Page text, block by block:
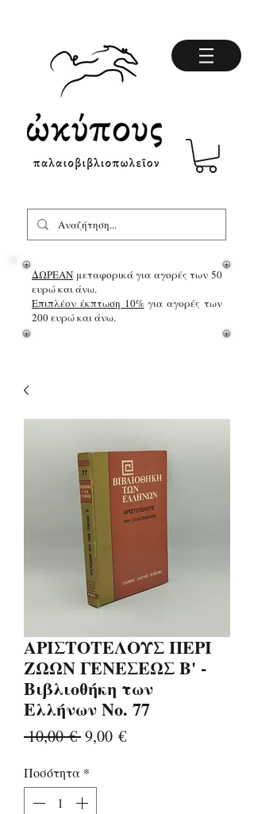
ΔΩΡΕΑΝ μεταφορικά για αγορές των 50
ευρώ και άνω.
Επιπλέον έκπτωση 10%για αγορές των
200 ευρώ και άνω.
ΑΡΙΣΤΟΤΕΛΟΥΣ ΠΕΡΙ
ΖΩΩΝ ΓΕΝΕΣΕΩΣ Β' -
Βιβλιοθήκη των
Ελλήνων Νο. 77
10,00 € Κανονική
9,00 €Τιμή
Ποσότητα *